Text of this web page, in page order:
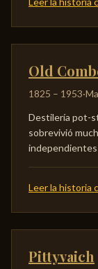
Old
1825 – 1953·
Destilería pot-
sobrevivió
independientes
Leer la historia
Pittyvaich